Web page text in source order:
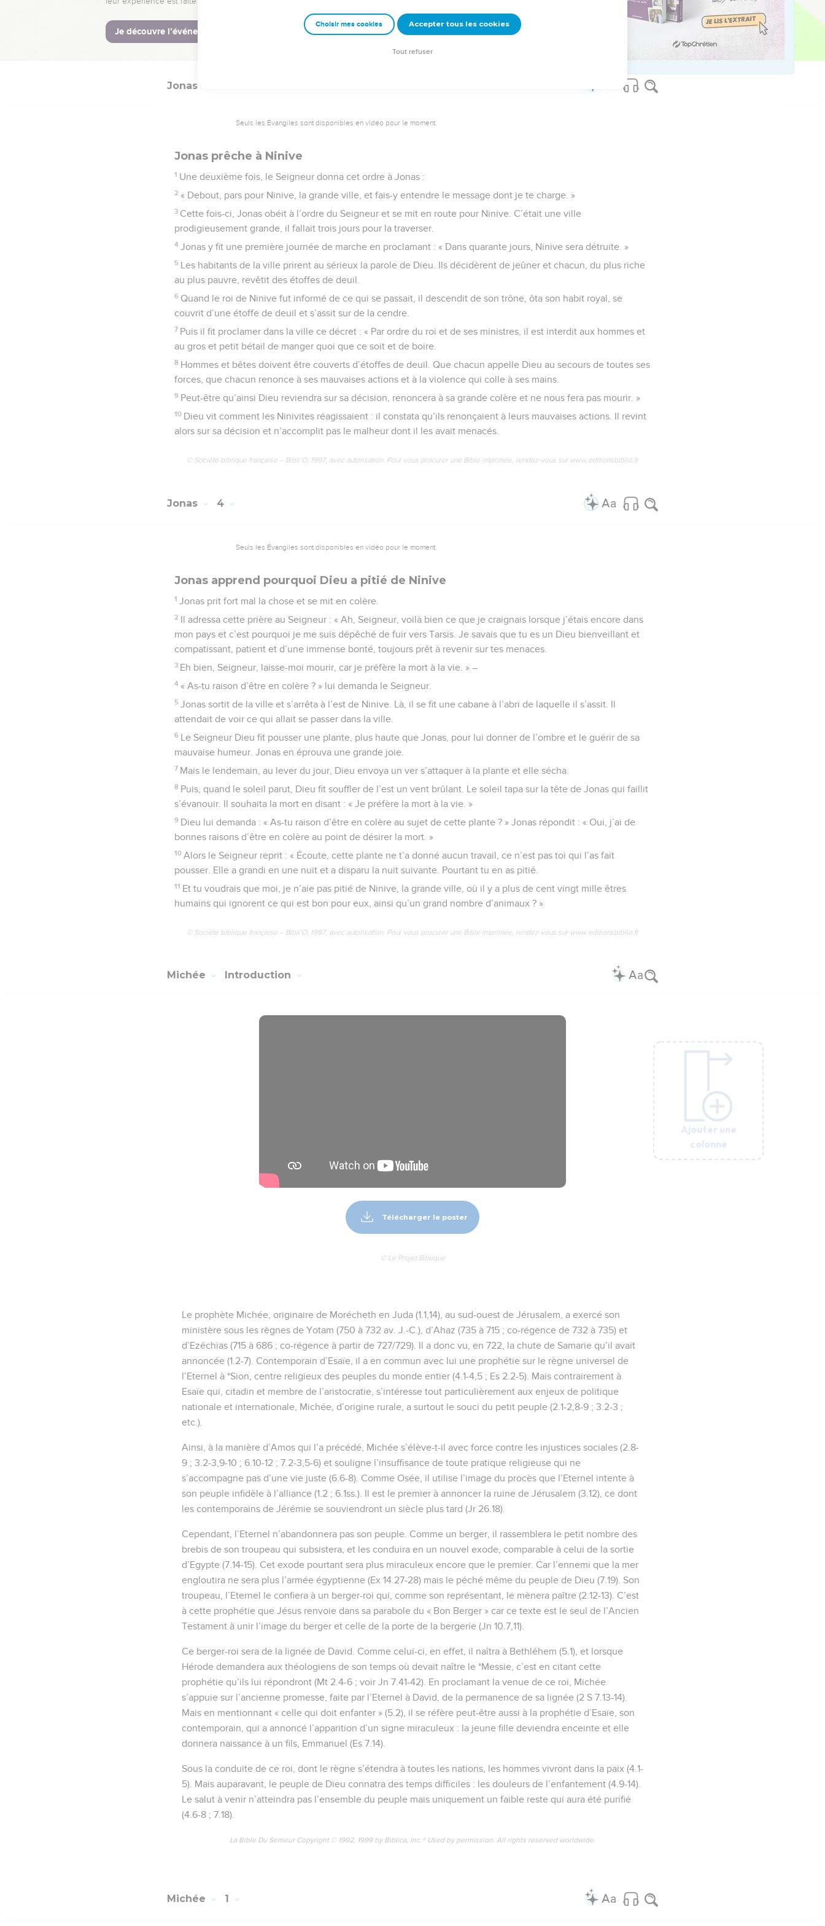
11 Sur un ordre du Seigneur, le poisson rejeta Jonas sur la terre ferme.
© Société biblique française – Bibli’O, 1997, avec autorisation. Pour vous procurer une Bible imprimée, rendez-vous sur www.editionsbiblio.fr
Ajouter une
colonne
Jonas
Seuls les Évangiles sont disponibles en vidéo pour le moment.
Jonas prêche à Ninive
1 Une deuxième fois, le Seigneur donna cet ordre à Jonas :
2 « Debout, pars pour Ninive, la grande ville, et fais-y entendre le message dont je te charge. »
3 Cette fois-ci, Jonas obéit à l’ordre du Seigneur et se mit en route pour Ninive. C’était une ville
prodigieusement grande, il fallait trois jours pour la traverser.
4 Jonas y fit une première journée de marche en proclamant : « Dans quarante jours, Ninive sera détruite. »
5 Les habitants de la ville prirent au sérieux la parole de Dieu. Ils décidèrent de jeûner et chacun, du plus riche
au plus pauvre, revêtit des étoffes de deuil.
6 Quand le roi de Ninive fut informé de ce qui se passait, il descendit de son trône, ôta son habit royal, se
couvrit d’une étoffe de deuil et s’assit sur de la cendre.
7 Puis il fit proclamer dans la ville ce décret : « Par ordre du roi et de ses ministres, il est interdit aux hommes et
au gros et petit bétail de manger quoi que ce soit et de boire.
8 Hommes et bêtes doivent être couverts d’étoffes de deuil. Que chacun appelle Dieu au secours de toutes ses
forces, que chacun renonce à ses mauvaises actions et à la violence qui colle à ses mains.
9 Peut-être qu’ainsi Dieu reviendra sur sa décision, renoncera à sa grande colère et ne nous fera pas mourir. »
10 Dieu vit comment les Ninivites réagissaient : il constata qu’ils renonçaient à leurs mauvaises actions. Il revint
alors sur sa décision et n’accomplit pas le malheur dont il les avait menacés.
© Société biblique française – Bibli’O, 1997, avec autorisation. Pour vous procurer une Bible imprimée, rendez-vous sur www.editionsbiblio.fr
Ajouter une
colonne
Jonas 4
Seuls les Évangiles sont disponibles en vidéo pour le moment.
Jonas apprend pourquoi Dieu a pitié de Ninive
1 Jonas prit fort mal la chose et se mit en colère.
2 Il adressa cette prière au Seigneur : « Ah, Seigneur, voilà bien ce que je craignais lorsque j’étais encore dans
mon pays et c’est pourquoi je me suis dépêché de fuir vers Tarsis. Je savais que tu es un Dieu bienveillant et
compatissant, patient et d’une immense bonté, toujours prêt à revenir sur tes menaces.
3 Eh bien, Seigneur, laisse-moi mourir, car je préfère la mort à la vie. » –
4 « As-tu raison d’être en colère ? » lui demanda le Seigneur.
5 Jonas sortit de la ville et s’arrêta à l’est de Ninive. Là, il se fit une cabane à l’abri de laquelle il s’assit. Il
attendait de voir ce qui allait se passer dans la ville.
6 Le Seigneur Dieu fit pousser une plante, plus haute que Jonas, pour lui donner de l’ombre et le guérir de sa
mauvaise humeur. Jonas en éprouva une grande joie.
7 Mais le lendemain, au lever du jour, Dieu envoya un ver s’attaquer à la plante et elle sécha.
8 Puis, quand le soleil parut, Dieu fit souffler de l’est un vent brûlant. Le soleil tapa sur la tête de Jonas qui faillit
s’évanouir. Il souhaita la mort en disant : « Je préfère la mort à la vie. »
9 Dieu lui demanda : « As-tu raison d’être en colère au sujet de cette plante ? » Jonas répondit : « Oui, j’ai de
bonnes raisons d’être en colère au point de désirer la mort. »
10 Alors le Seigneur reprit : « Écoute, cette plante ne t’a donné aucun travail, ce n’est pas toi qui l’as fait
pousser. Elle a grandi en une nuit et a disparu la nuit suivante. Pourtant tu en as pitié.
11 Et tu voudrais que moi, je n’aie pas pitié de Ninive, la grande ville, où il y a plus de cent vingt mille êtres
humains qui ignorent ce qui est bon pour eux, ainsi qu’un grand nombre d’animaux ? »
© Société biblique française – Bibli’O, 1997, avec autorisation. Pour vous procurer une Bible imprimée, rendez-vous sur www.editionsbiblio.fr
Ajouter une
colonne
Michée Introduction
Télécharger le poster
© Le Projet Biblique
Le prophète Michée, originaire de Morécheth en Juda (1.1,14), au sud-ouest de Jérusalem, a exercé son
ministère sous les règnes de Yotam (750 à 732 av. J.-C.), d’Ahaz (735 à 715 ; co-régence de 732 à 735) et
d’Ezéchias (715 à 686 ; co-régence à partir de 727/729). Il a donc vu, en 722, la chute de Samarie qu’il avait
annoncée (1.2-7). Contemporain d’Esaïe, il a en commun avec lui une prophétie sur le règne universel de
l’Eternel à *Sion, centre religieux des peuples du monde entier (4.1-4,5 ; Es 2.2-5). Mais contrairement à
Esaïe qui, citadin et membre de l’aristocratie, s’intéresse tout particulièrement aux enjeux de politique
nationale et internationale, Michée, d’origine rurale, a surtout le souci du petit peuple (2.1-2,8-9 ; 3.2-3 ;
etc.).
Ainsi, à la manière d’Amos qui l’a précédé, Michée s’élève-t-il avec force contre les injustices sociales (2.8-
9 ; 3.2-3,9-10 ; 6.10-12 ; 7.2-3,5-6) et souligne l’insuffisance de toute pratique religieuse qui ne
s’accompagne pas d’une vie juste (6.6-8). Comme Osée, il utilise l’image du procès que l’Eternel intente à
son peuple infidèle à l’alliance (1.2 ; 6.1ss.). Il est le premier à annoncer la ruine de Jérusalem (3.12), ce dont
les contemporains de Jérémie se souviendront un siècle plus tard (Jr 26.18).
Cependant, l’Eternel n’abandonnera pas son peuple. Comme un berger, il rassemblera le petit nombre des
brebis de son troupeau qui subsistera, et les conduira en un nouvel exode, comparable à celui de la sortie
d’Egypte (7.14-15). Cet exode pourtant sera plus miraculeux encore que le premier. Car l’ennemi que la mer
engloutira ne sera plus l’armée égyptienne (Ex 14.27-28) mais le péché même du peuple de Dieu (7.19). Son
troupeau, l’Eternel le confiera à un berger-roi qui, comme son représentant, le mènera paître (2.12-13). C’est
à cette prophétie que Jésus renvoie dans sa parabole du « Bon Berger » car ce texte est le seul de l’Ancien
Testament à unir l’image du berger et celle de la porte de la bergerie (Jn 10.7,11).
Ce berger-roi sera de la lignée de David. Comme celui-ci, en effet, il naîtra à Bethléhem (5.1), et lorsque
Hérode demandera aux théologiens de son temps où devait naître le *Messie, c’est en citant cette
prophétie qu’ils lui répondront (Mt 2.4-6 ; voir Jn 7.41-42). En proclamant la venue de ce roi, Michée
s’appuie sur l’ancienne promesse, faite par l’Eternel à David, de la permanence de sa lignée (2 S 7.13-14).
Mais en mentionnant « celle qui doit enfanter » (5.2), il se réfère peut-être aussi à la prophétie d’Esaïe, son
contemporain, qui a annoncé l’apparition d’un signe miraculeux : la jeune fille deviendra enceinte et elle
donnera naissance à un fils, Emmanuel (Es 7.14).
Sous la conduite de ce roi, dont le règne s’étendra à toutes les nations, les hommes vivront dans la paix (4.1-
5). Mais auparavant, le peuple de Dieu connatra des temps difficiles : les douleurs de l’enfantement (4.9-14).
Le salut à venir n’atteindra pas l’ensemble du peuple mais uniquement un faible reste qui aura été purifié
(4.6-8 ; 7.18).
La Bible Du Semeur Copyright © 1992, 1999 by Biblica, Inc.® Used by permission. All rights reserved worldwide.
Michée 1
Ajouter une
colonne
Ajouter une
colonne
Ajouter une
colonne
Choisir mes cookies Accepter tous les cookies
Tout refuser